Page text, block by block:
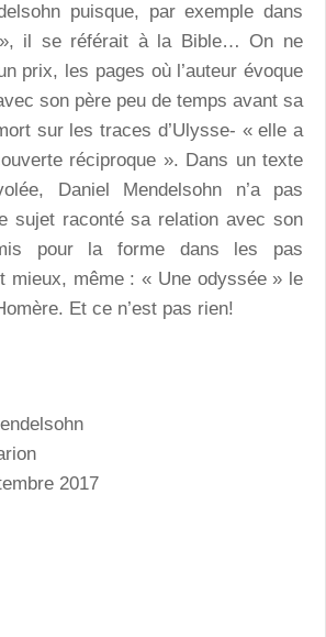
puisque, par exemple dans
il se référait à la Bible… On ne
prix, les pages où l’auteur évoque
son père peu de temps avant sa
sur les traces d’Ulysse- « elle a
réciproque ». Dans un texte
Daniel Mendelsohn n’a pas
sujet raconté sa relation avec son
pour la forme dans les pas
mieux, même : « Une odyssée » le
Et ce n’est pas rien!
2017